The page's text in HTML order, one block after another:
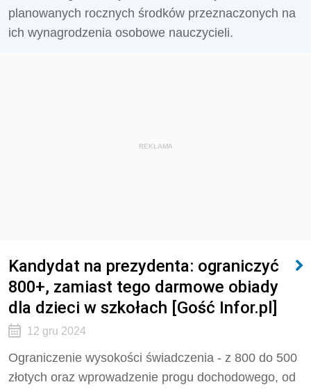
planowanych rocznych środków przeznaczonych na
ich wynagrodzenia osobowe nauczycieli.
REKLAMA
Kandydat na prezydenta: ograniczyć
800+, zamiast tego darmowe obiady
dla dzieci w szkołach [Gość Infor.pl]
12 gru 2024
Ograniczenie wysokości świadczenia - z 800 do 500
złotych oraz wprowadzenie progu dochodowego, od